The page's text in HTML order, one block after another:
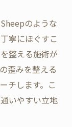
のような
寧にほぐすこ
整える施術が
歪みを整える
チします。こ
いやすい立地